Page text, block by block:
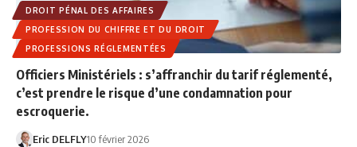
DROIT PÉNAL DES AFFAIRES
PROFESSION DU CHIFFRE ET DU DROIT
PROFESSIONS RÉGLEMENTÉES
Officiers Ministériels : s’affranchir du tarif réglementé,
c’est prendre le risque d’une condamnation pour
escroquerie.
Eric DELFLY10 février 2026